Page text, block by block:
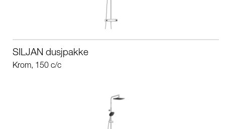
SILJAN dusjpakke
Krom, 150 c/c